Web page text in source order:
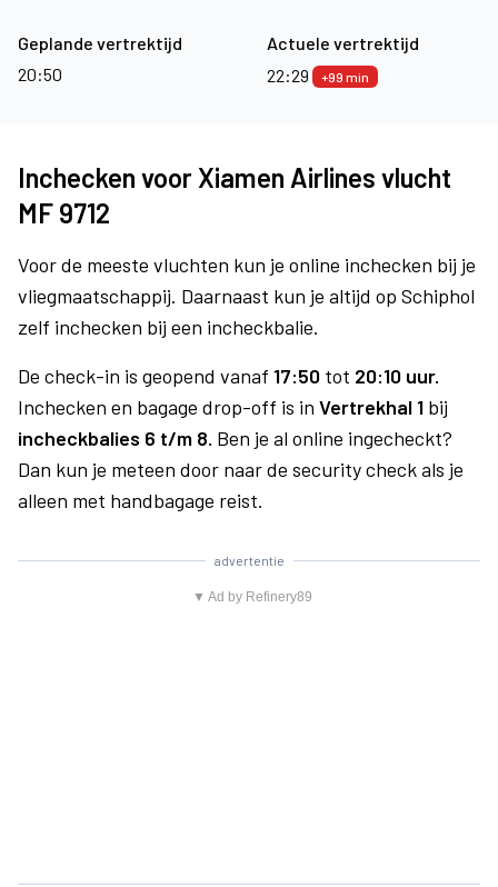
Geplande vertrektijd
20:50
Actuele vertrektijd
22:29
+99 min
Inchecken voor Xiamen Airlines vlucht
MF 9712
Voor de meeste vluchten kun je online inchecken bij je
vliegmaatschappij. Daarnaast kun je altijd op Schiphol
zelf inchecken bij een incheckbalie.
De check-in is geopend vanaf 17:50 tot 20:10 uur.
Inchecken en bagage drop-off is in Vertrekhal 1 bij
incheckbalies 6 t/m 8. Ben je al online ingecheckt?
Dan kun je meteen door naar de security check als je
alleen met handbagage reist.
advertentie
▼ Ad by Refinery89